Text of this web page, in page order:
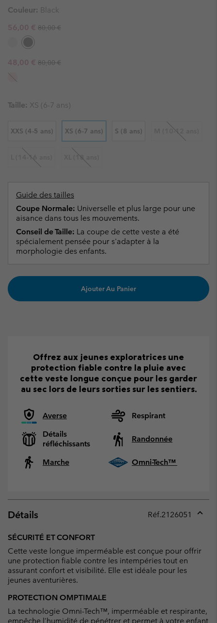
Couleur: Black
Sale price:
56,00 € Regular price:
80,00 €
Sale price:
48,00 € Regular price:
80,00 €
Taille: XS (6-7 ans)
XXS (4-5 ans) XS (6-7 ans) S (8 ans) M (10-12 ans)
L (14-16 ans) XL (18 ans)
Guide des tailles
Coupe Normale: Universelle et plus large pour une
aisance dans tous les mouvements.
Conseil de Taille: La coupe de cette veste a été
spécialement pensée pour s'adapter à la
morphologie des enfants.
Ajouter Au Panier
Offrez aux jeunes exploratrices une
protection fiable contre la pluie avec
cette veste longue conçue pour les garder
au sec lors de leurs sorties sur les sentiers.
Averse
Respirant
Détails
réfléchissants
Randonnée
Marche Omni-Tech™
Détails Réf.2126051
SÉCURITÉ ET CONFORT
Cette veste longue imperméable est conçue pour offrir
une protection fiable contre les intempéries tout en
assurant confort et visibilité. Elle est idéale pour les
jeunes aventurières.
PROTECTION OMPTIMALE
La technologie Omni-Tech™, imperméable et respirante,
empêche l’humidité de pénétrer et permet à votre enfant